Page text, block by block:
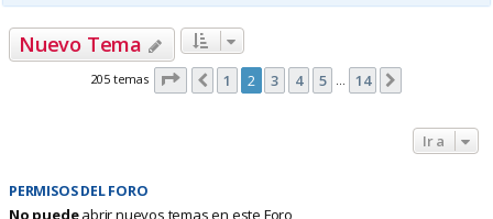
Nuevo Tema
205 temas Página de 14
Anterior
1 2 3 4 5 … 14
Ir a
PERMISOS DEL FORO
No puedeabrir nuevos temas en este Foro